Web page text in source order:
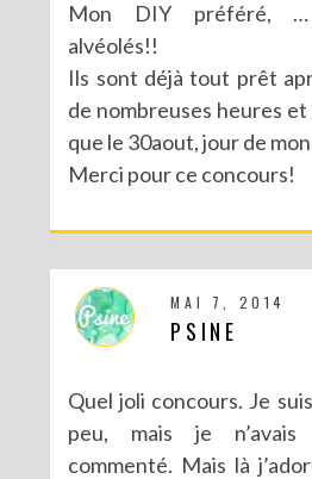
Mon DIY préféré, …
alvéolés!!
Ils sont déjà tout prêt
de nombreuses heures
que le 30aout, jour de
Merci pour ce concours!
MAI 7, 2014
PSINE
Quel joli concours. Je
peu, mais je n’avais
commenté. Mais là